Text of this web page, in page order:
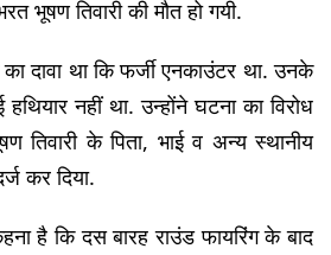
भूषण तिवारी की मौत हो गयी.
दावा था कि फर्जी एनकाउंटर था. उनके
नहीं था. उन्होंने घटना का विरोध
तिवारी के पिता, भाई व अन्य स्थानीय
कर दिया.
है कि दस बारह राउंड फायरिंग के बाद